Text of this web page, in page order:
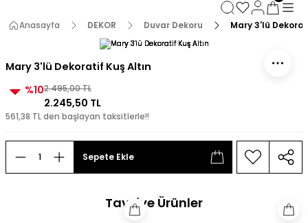
3000 TL ve Üzeri Alışverişlerde Kargo Bedava! 2
3000 TL ve Üzeri Alışverişlerde Kargo Bedava!
3000 TL ve Üzeri Alışverişlerde Kargo Bedava!
Anasayfa DEKOR Duvar Dekoru Mary 3'lü
Mary 3'lü Dekoratif Kuş Altın
%102.495,00 TL
2.245,50 TL
561,38 TL den başlayan taksitlerle!!
Sepete Ekle
Tavsiye Ürünler